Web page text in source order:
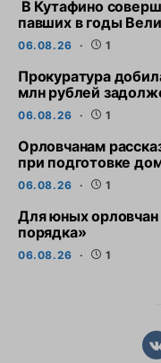
В Кутафино
павших в годы
06.08.26 1
Прокуратура
млн рублей
06.08.26 1
Орловчанам
при подготовке
06.08.26 1
Для юных
порядка»
06.08.26 1